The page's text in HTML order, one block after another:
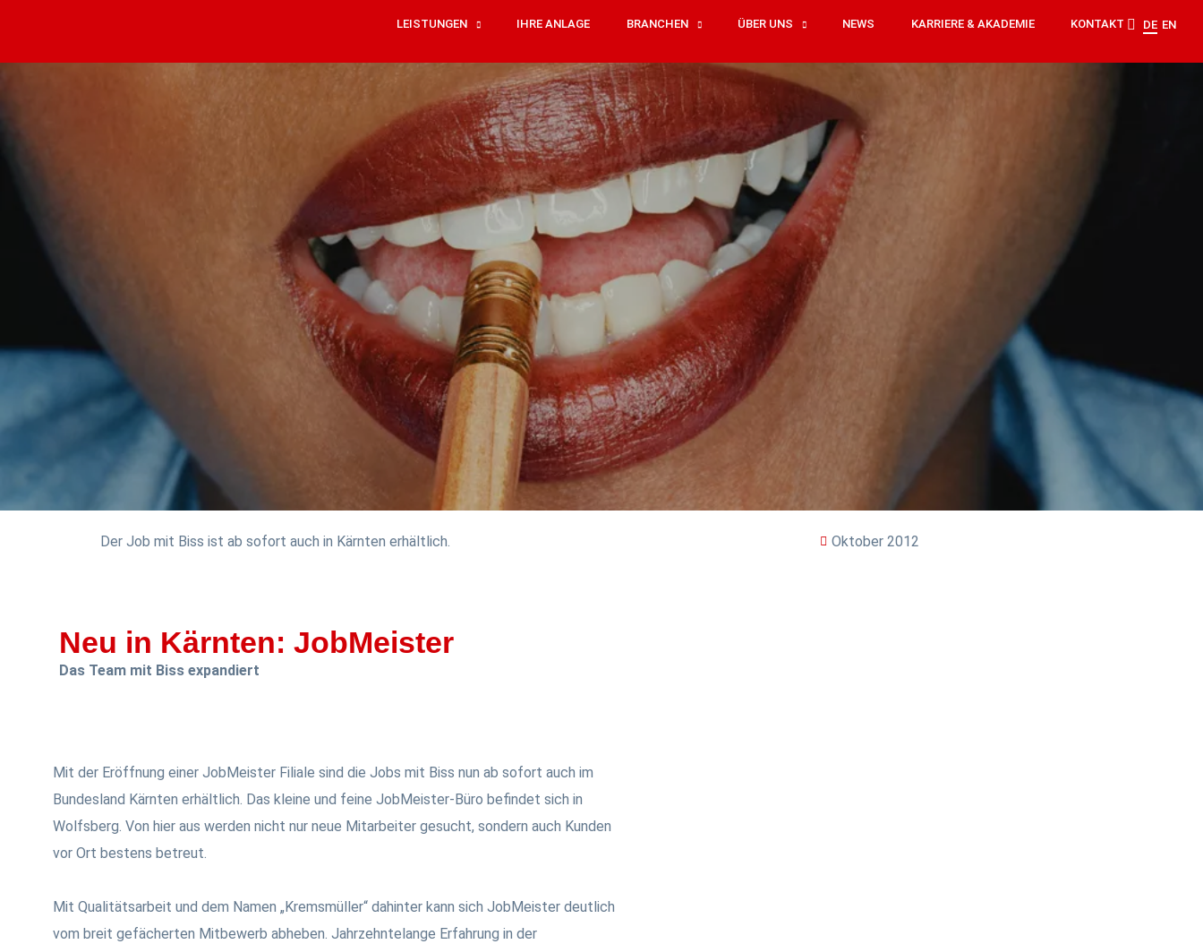
LEISTUNGEN IHRE ANLAGE BRANCHEN ÜBER UNS NEWS KARRIERE & AKADEMIE KONTAKT DE EN
Der Job mit Biss ist ab sofort auch in Kärnten erhältlich. Oktober 2012
Neu in Kärnten: JobMeister
Das Team mit Biss expandiert
Mit der Eröffnung einer JobMeister Filiale sind die Jobs mit Biss nun ab sofort auch im
Bundesland Kärnten erhältlich. Das kleine und feine JobMeister-Büro befindet sich in
Wolfsberg. Von hier aus werden nicht nur neue Mitarbeiter gesucht, sondern auch Kunden
vor Ort bestens betreut.
Mit Qualitätsarbeit und dem Namen „Kremsmüller“ dahinter kann sich JobMeister deutlich
vom breit gefächerten Mitbewerb abheben. Jahrzehntelange Erfahrung in der